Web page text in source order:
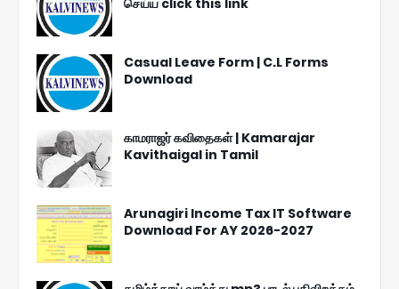
Casual Leave Form | C.L Forms
Download
காமராஜர் கவிதைகள் | Kamarajar
Kavithaigal in Tamil
Arunagiri Income Tax IT Software
Download For AY 2026-2027